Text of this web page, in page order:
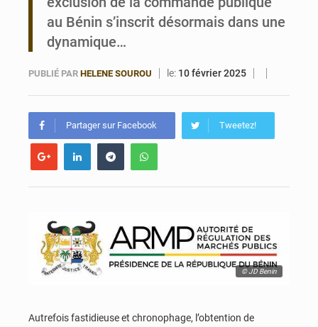
au Bénin s’inscrit désormais dans une
dynamique…
PUBLIÉ PAR HELENE SOUROU le: 10 février 2025
Partager sur Facebook Tweetez!
© JD Benin
Autrefois fastidieuse et chronophage, l’obtention de